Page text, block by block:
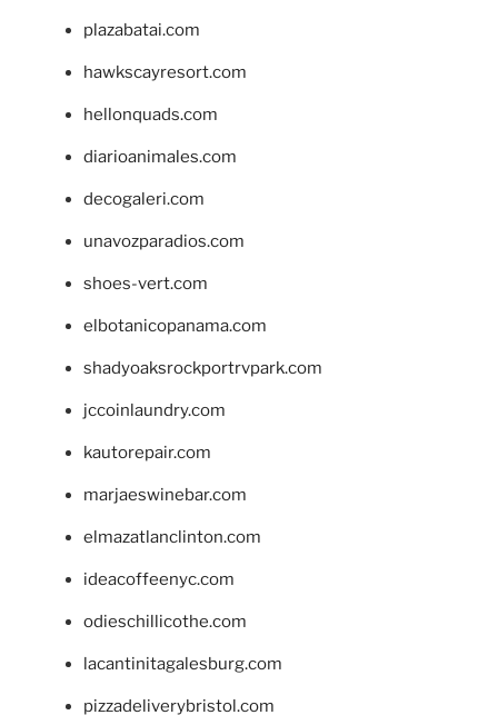
plazabatai.com
hawkscayresort.com
hellonquads.com
diarioanimales.com
decogaleri.com
unavozparadios.com
shoes-vert.com
elbotanicopanama.com
shadyoaksrockportrvpark.com
jccoinlaundry.com
kautorepair.com
marjaeswinebar.com
elmazatlanclinton.com
ideacoffeenyc.com
odieschillicothe.com
lacantinitagalesburg.com
pizzadeliverybristol.com